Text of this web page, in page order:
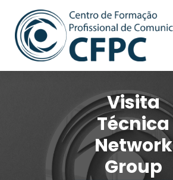
Visita
Técnica
Network
Group